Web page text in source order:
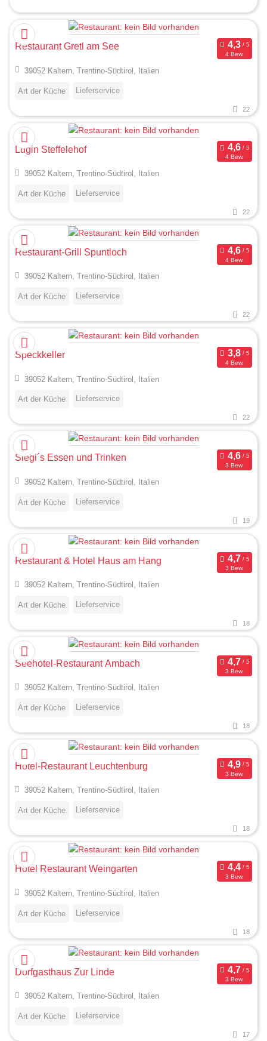
Restaurant Gretl am See
4 Bew.
39052 Kaltern, Trentino-Südtirol, Italien
Art der Küche Lieferservice
22
Lugin Steffelehof
4 Bew.
39052 Kaltern, Trentino-Südtirol, Italien
Art der Küche Lieferservice
22
Restaurant-Grill Spuntloch
4 Bew.
39052 Kaltern, Trentino-Südtirol, Italien
Art der Küche Lieferservice
22
Speckkeller
4 Bew.
39052 Kaltern, Trentino-Südtirol, Italien
Art der Küche Lieferservice
22
Siegi´s Essen und Trinken
3 Bew.
39052 Kaltern, Trentino-Südtirol, Italien
Art der Küche Lieferservice
19
Restaurant & Hotel Haus am Hang
3 Bew.
39052 Kaltern, Trentino-Südtirol, Italien
Art der Küche Lieferservice
18
Seehotel-Restaurant Ambach
3 Bew.
39052 Kaltern, Trentino-Südtirol, Italien
Art der Küche Lieferservice
18
Hotel-Restaurant Leuchtenburg
3 Bew.
39052 Kaltern, Trentino-Südtirol, Italien
Art der Küche Lieferservice
18
Hotel Restaurant Weingarten
3 Bew.
39052 Kaltern, Trentino-Südtirol, Italien
Art der Küche Lieferservice
18
Dorfgasthaus Zur Linde
3 Bew.
39052 Kaltern, Trentino-Südtirol, Italien
Art der Küche Lieferservice
17